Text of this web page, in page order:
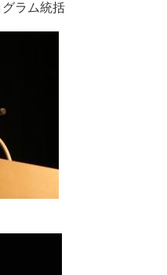
グラム統括